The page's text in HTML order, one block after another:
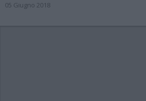
05 Giugno 2018